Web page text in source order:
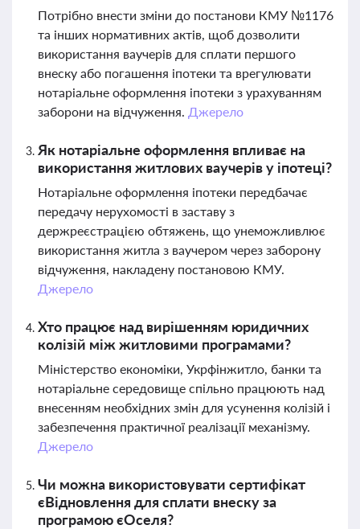
Потрібно внести зміни до постанови КМУ №1176
та інших нормативних актів, щоб дозволити
використання ваучерів для сплати першого
внеску або погашення іпотеки та врегулювати
нотаріальне оформлення іпотеки з урахуванням
заборони на відчуження. Джерело
Як нотаріальне оформлення впливає на
використання житлових ваучерів у іпотеці?
Нотаріальне оформлення іпотеки передбачає
передачу нерухомості в заставу з
держреєстрацією обтяжень, що унеможливлює
використання житла з ваучером через заборону
відчуження, накладену постановою КМУ.
Джерело
Хто працює над вирішенням юридичних
колізій між житловими програмами?
Міністерство економіки, Укрфінжитло, банки та
нотаріальне середовище спільно працюють над
внесенням необхідних змін для усунення колізій і
забезпечення практичної реалізації механізму.
Джерело
Чи можна використовувати сертифікат
єВідновлення для сплати внеску за
програмою єОселя?